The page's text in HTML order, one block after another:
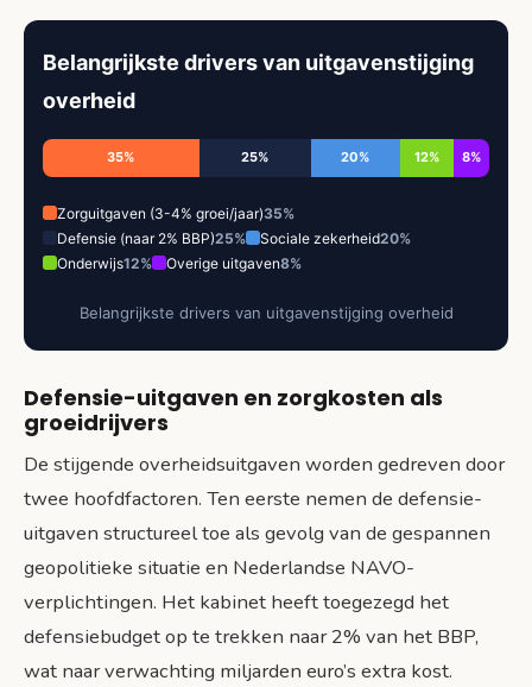
Belangrijkste drivers van uitgavenstijging
overheid
35% 25% 20% 12% 8%
Zorguitgaven (3-4% groei/jaar)35%
Defensie (naar 2% BBP)25% Sociale zekerheid20%
Onderwijs12% Overige uitgaven8%
Belangrijkste drivers van uitgavenstijging overheid
Defensie-uitgaven en zorgkosten als
groeidrijvers
De stijgende overheidsuitgaven worden gedreven door
twee hoofdfactoren. Ten eerste nemen de defensie-
uitgaven structureel toe als gevolg van de gespannen
geopolitieke situatie en Nederlandse NAVO-
verplichtingen. Het kabinet heeft toegezegd het
defensiebudget op te trekken naar 2% van het BBP,
wat naar verwachting miljarden euro’s extra kost.